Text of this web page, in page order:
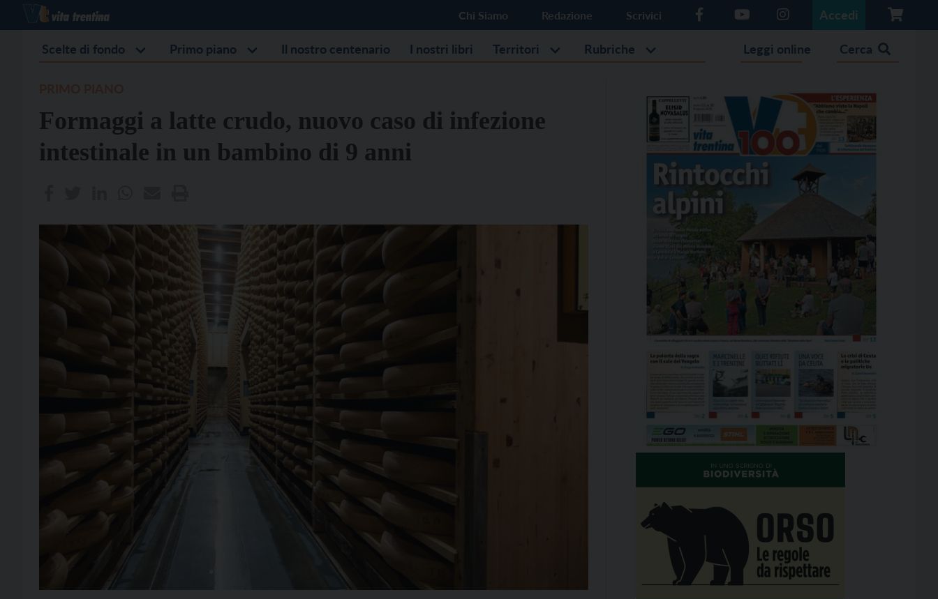
Chi Siamo Redazione Scrivici Accedi
Scelte di fondo Primo piano Il nostro centenario I nostri libri Territori Rubriche Leggi online Cerca
Formaggi a latte crudo, nuovo caso di infezione
intestinale in un bambino di 9 anni